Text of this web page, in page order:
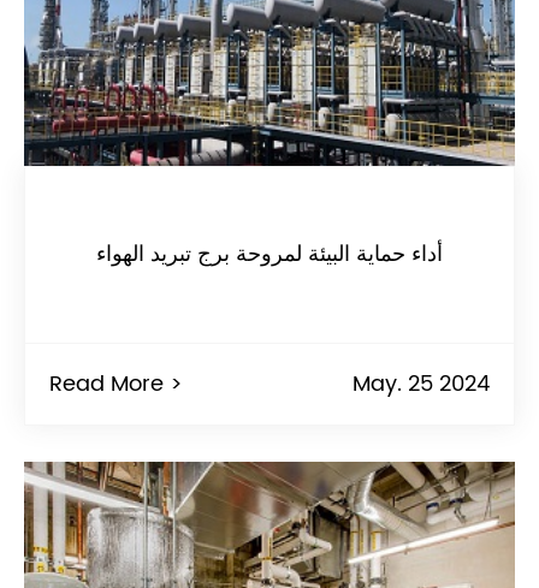
أداء حماية البيئة لمروحة برج تبريد الهواء
Read More > May. 25 2024